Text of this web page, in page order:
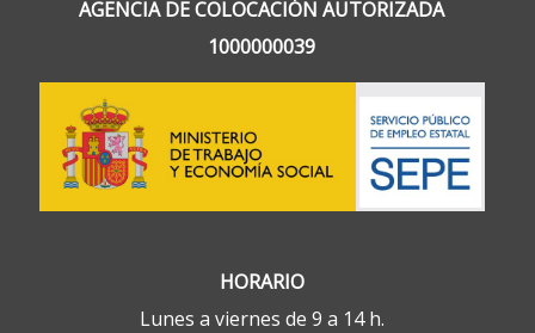
AGENCIA DE COLOCACIÓN AUTORIZADA
1000000039
HORARIO
Lunes a viernes de 9 a 14 h.